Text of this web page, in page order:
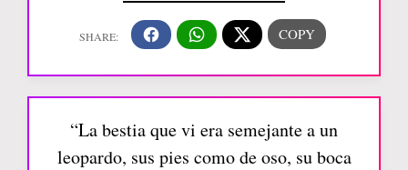
“La bestia que vi era semejante a un
leopardo, sus pies como de oso, su boca